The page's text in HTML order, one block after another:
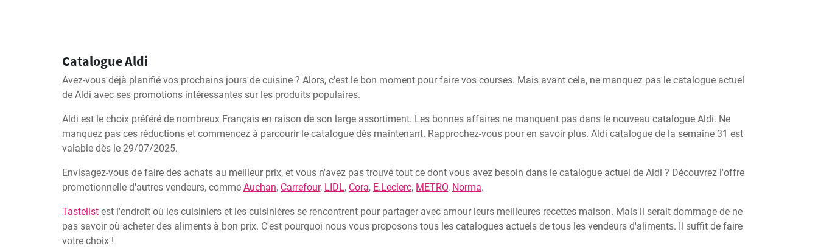
Catalogue Aldi
Avez-vous déjà planifié vos prochains jours de cuisine ? Alors, c'est le bon moment pour faire vos courses. Mais avant cela, ne manquez pas le catalogue actuel
de Aldi avec ses promotions intéressantes sur les produits populaires.
Aldi est le choix préféré de nombreux Français en raison de son large assortiment. Les bonnes affaires ne manquent pas dans le nouveau catalogue Aldi. Ne
manquez pas ces réductions et commencez à parcourir le catalogue dès maintenant. Rapprochez-vous pour en savoir plus. Aldi catalogue de la semaine 31 est
valable dès le 29/07/2025.
Envisagez-vous de faire des achats au meilleur prix, et vous n'avez pas trouvé tout ce dont vous avez besoin dans le catalogue actuel de Aldi ? Découvrez l'offre
promotionnelle d'autres vendeurs, comme Auchan, Carrefour, LIDL, Cora, E.Leclerc, METRO, Norma.
Tastelist est l'endroit où les cuisiniers et les cuisinières se rencontrent pour partager avec amour leurs meilleures recettes maison. Mais il serait dommage de ne
pas savoir où acheter des aliments à bon prix. C'est pourquoi nous vous proposons tous les catalogues actuels de tous les vendeurs d'aliments. Il suffit de faire
votre choix !